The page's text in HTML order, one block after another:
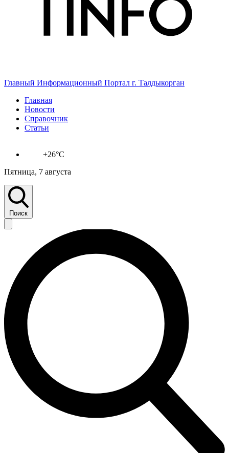
Главный Информационный Портал г. Талдыкорган
Главная
Новости
Справочник
Статьи
+26°C
Пятница, 7 августа
Поиск